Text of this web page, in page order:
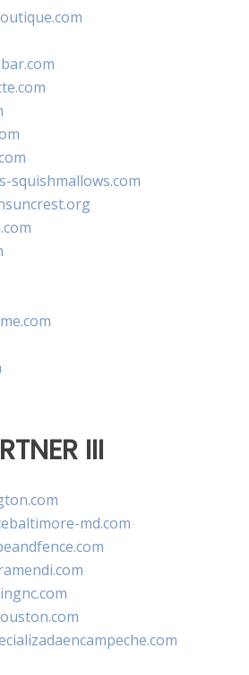
squishmallows.com
III
md.com